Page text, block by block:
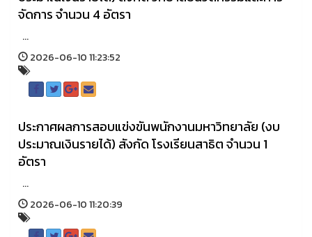
จัดการ จำนวน 4 อัตรา
...
2026-06-10 11:23:52
ประกาศผลการสอบแข่งขันพนักงานมหาวิทยาลัย (งบ
ประมาณเงินรายได้) สังกัด โรงเรียนสาธิต จำนวน 1
อัตรา
...
2026-06-10 11:20:39